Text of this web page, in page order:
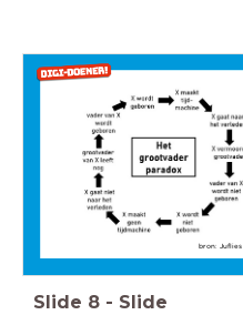
bron: Juflies
Slide 8 - Slide